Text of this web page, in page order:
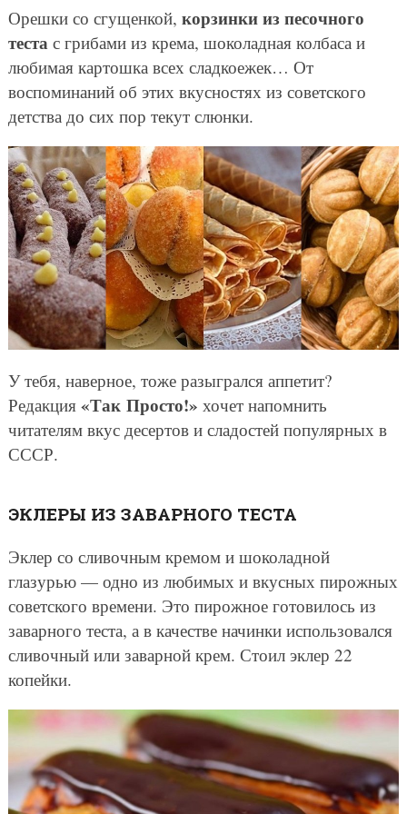
Орешки со сгущенкой, корзинки из песочного
теста с грибами из крема, шоколадная колбаса и
любимая картошка всех сладкоежек… От
воспоминаний об этих вкусностях из советского
детства до сих пор текут слюнки.
У тебя, наверное, тоже разыгрался аппетит?
Редакция «Так Просто!» хочет напомнить
читателям вкус десертов и сладостей популярных в
СССР.
ЭКЛЕРЫ ИЗ ЗАВАРНОГО ТЕСТА
Эклер со сливочным кремом и шоколадной
глазурью — одно из любимых и вкусных пирожных
советского времени. Это пирожное готовилось из
заварного теста, а в качестве начинки использовался
сливочный или заварной крем. Стоил эклер 22
копейки.